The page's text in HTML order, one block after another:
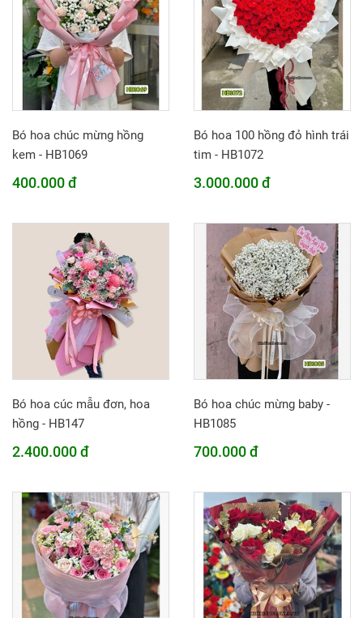
Bó hoa chúc mừng hồng
kem - HB1069
400.000 đ
Bó hoa 100 hồng đỏ hình trái
tim - HB1072
3.000.000 đ
Bó hoa cúc mẫu đơn, hoa
hồng - HB147
2.400.000 đ
Bó hoa chúc mừng baby -
HB1085
700.000 đ